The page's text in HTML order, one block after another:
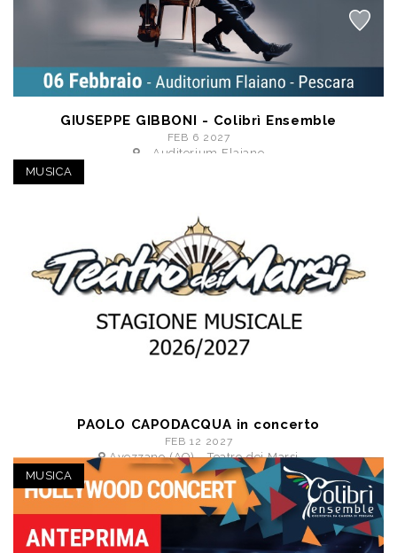
GIUSEPPE GIBBONI - Colibrì Ensemble
FEB 6 2027
- Auditorium Flaiano
MUSICA
PAOLO CAPODACQUA in concerto
FEB 12 2027
Avezzano (AQ) - Teatro dei Marsi
a partire da € 11,50
MUSICA